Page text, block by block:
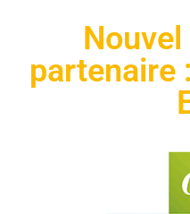
partenaire